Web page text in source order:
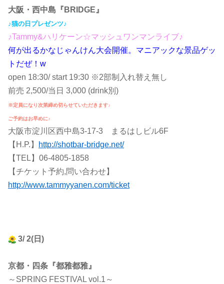
大阪・西中島『BRIDGE』
♪猫の日プレゼンツ♪
♪Tammy&ハリケーン☆マッシュワンマンライブ♪
何が出るかなじゃんけん大会開催。マニアックな景品ゲッ
トだぜ！w
open 18:30/ start 19:30 ※2部制入れ替え無し
前売 2,500/当日 3,000 (drink別)
※定員になり次第締め切らせていただきます♪
ご予約はお早めに♪
大阪市淀川区西中島3-17-3 まるはしビル6F
【H.P.】
http://shotbar-bridge.net/
【TEL】06-4805-1858
【チケット予約,問い合わせ】
http://www.tammyyanen.com/ticket
3/ 2(日)
京都・四条『都雅都雅』
～SPRING FESTIVAL vol.1～